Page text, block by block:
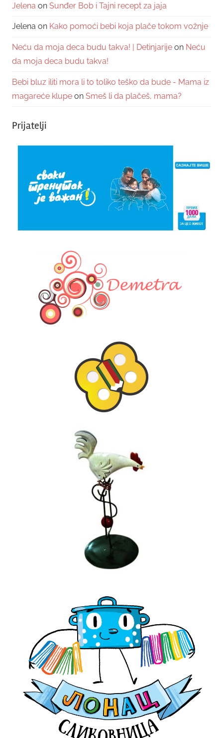
Jelena on Sunđer Bob i Tajni recept za jaja
Jelena on Kako pomoći bebi koja plače tokom vožnje
Neću da moja deca budu takva! | Detinjarije on Neću
da moja deca budu takva!
Bebi bluz iliti mora li to toliko teško da bude - Mama iz
magareće klupe on Smeš li da plačeš, mama?
Prijatelji